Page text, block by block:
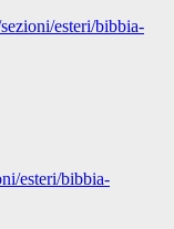
esteri/bibbia-
esteri/bibbia-